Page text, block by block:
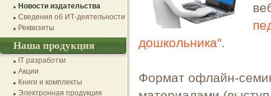
дошкольника".
Формат офлайн-
Новости издательства
Сведения об ИТ-деятельности
Реквизиты
Наша продукция
IT разработки
Акции
Книги и комплекты
Электронная продукция